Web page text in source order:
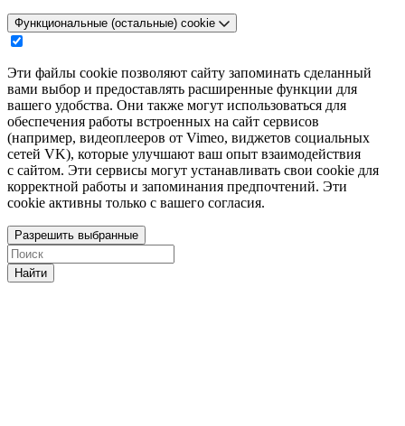
Функциональные (остальные) cookie
Эти файлы cookie позволяют сайту запоминать сделанный
вами выбор и предоставлять расширенные функции для
вашего удобства. Они также могут использоваться для
обеспечения работы встроенных на сайт сервисов
(например, видеоплееров от Vimeo, виджетов социальных
сетей VK), которые улучшают ваш опыт взаимодействия
с сайтом. Эти сервисы могут устанавливать свои cookie для
корректной работы и запоминания предпочтений. Эти
cookie активны только с вашего согласия.
Разрешить выбранные
Найти